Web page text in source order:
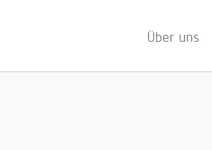
Über uns